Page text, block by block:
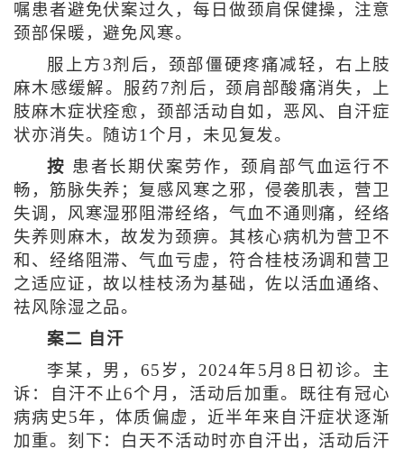
嘱患者避免伏案过久，每日做颈肩保健操，注意
颈部保暖，避免风寒。
服上方3剂后，颈部僵硬疼痛减轻，右上肢
麻木感缓解。服药7剂后，颈肩部酸痛消失，上
肢麻木症状痊愈，颈部活动自如，恶风、自汗症
状亦消失。随访1个月，未见复发。
按 患者长期伏案劳作，颈肩部气血运行不
畅，筋脉失养；复感风寒之邪，侵袭肌表，营卫
失调，风寒湿邪阻滞经络，气血不通则痛，经络
失养则麻木，故发为颈痹。其核心病机为营卫不
和、经络阻滞、气血亏虚，符合桂枝汤调和营卫
之适应证，故以桂枝汤为基础，佐以活血通络、
祛风除湿之品。
案二 自汗
李某，男，65岁，2024年5月8日初诊。主
诉：自汗不止6个月，活动后加重。既往有冠心
病病史5年，体质偏虚，近半年来自汗症状逐渐
加重。刻下：白天不活动时亦自汗出，活动后汗